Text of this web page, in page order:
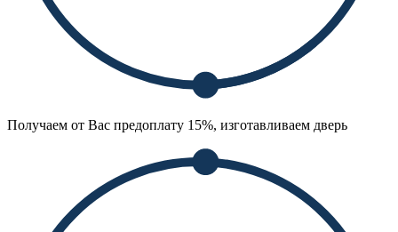
Получаем от Вас предоплату 15%, изготавливаем дверь